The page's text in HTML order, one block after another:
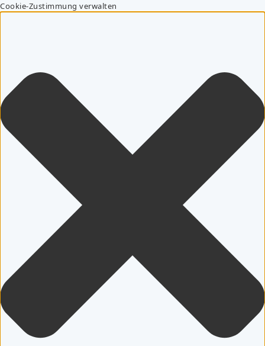
Cookie-Zustimmung verwalten